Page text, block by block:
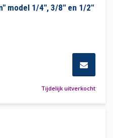
model 1/4", 3/8" en 1/2"
Tijdelijk uitverkocht